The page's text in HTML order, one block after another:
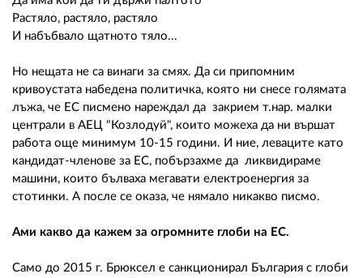
Растяло, растяло, растяло
И набъбвало щатното тяло...
Но нещата не са винаги за смях. Да си припомним
кривоустата набедена политичка, която ни снесе голямата
лъжа, че ЕС писмено нареждал да закрием т.нар. малки
централи в АЕЦ "Козлодуй", които можеха да ни вършат
работа още минимум 10-15 години. И ние, леваците като
кандидат-членове за ЕС, побързахме да ликвидираме
машини, които бълваха мегавати електроенергия за
стотинки. А после се оказа, че нямало никакво писмо.
Ами какво да кажем за огромните глоби на ЕС.
Само до 2015 г. Брюксел е санкционирал България с глоби